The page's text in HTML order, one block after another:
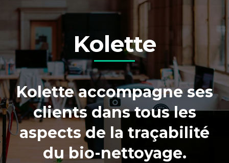
Kolette
Kolette accompagne ses
clients dans tous les
aspects de la traçabilité
du bio-nettoyage.